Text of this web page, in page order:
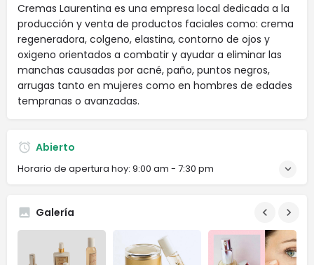
Cremas Laurentina es una empresa local dedicada a la
producción y venta de productos faciales como: crema
regeneradora, colgeno, elastina, contorno de ojos y
oxigeno orientados a combatir y ayudar a eliminar las
manchas causadas por acné, paño, puntos negros,
arrugas tanto en mujeres como en hombres de edades
tempranas o avanzadas.
Abierto
Horario de apertura hoy: 9:00 am - 7:30 pm
Galería